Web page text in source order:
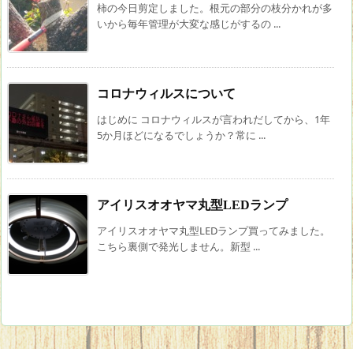
柿の今日剪定しました。根元の部分の枝分かれが多
いから毎年管理が大変な感じがするの ...
コロナウィルスについて
はじめに コロナウィルスが言われだしてから、1年
5か月ほどになるでしょうか？常に ...
アイリスオオヤマ丸型LEDランプ
アイリスオオヤマ丸型LEDランプ買ってみました。
こちら裏側で発光しません。新型 ...